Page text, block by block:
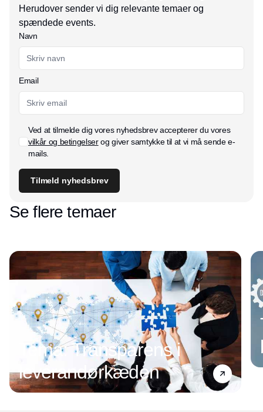
Herudover sender vi dig relevante temaer og
spændede events.
Navn
Email
Ved at tilmelde dig vores nyhedsbrev accepterer du vores
vilkår og betingelserog giver samtykke til at vi må sende e-
mails.
Tilmeld nyhedsbrev
Se flere temaer
Tema: Transparens i
leverandørkæden